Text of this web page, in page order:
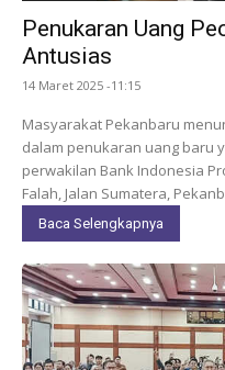
Penukaran Uang
Antusias
14 Maret 2025 -11:15
Masyarakat Pekanbaru
dalam penukaran uang baru
perwakilan Bank Indonesia
Falah, Jalan Sumatera,
Baca Selengkapnya